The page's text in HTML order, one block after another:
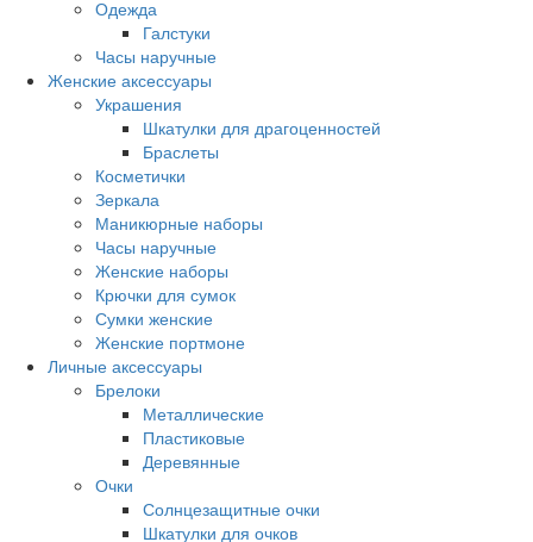
Одежда
Галстуки
Часы наручные
Женские аксессуары
Украшения
Шкатулки для драгоценностей
Браслеты
Косметички
Зеркала
Маникюрные наборы
Часы наручные
Женские наборы
Крючки для сумок
Сумки женские
Женские портмоне
Личные аксессуары
Брелоки
Металлические
Пластиковые
Деревянные
Очки
Солнцезащитные очки
Шкатулки для очков